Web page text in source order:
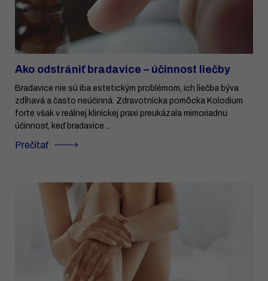
Ako odstrániť bradavice – účinnost liečby
Bradavice nie sú iba estetickým problémom, ich liečba býva
zdĺhavá a často neúčinná. Zdravotnícka pomôcka Kolodium
forte však v reálnej klinickej praxi preukázala mimoriadnu
účinnosť, keď bradavice ...
Prečítať